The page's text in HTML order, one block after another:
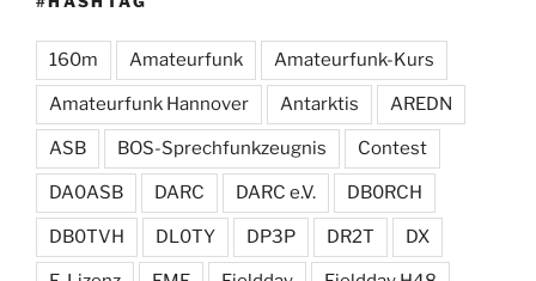
160m Amateurfunk Amateurfunk-Kurs
Amateurfunk Hannover Antarktis AREDN
ASB BOS-Sprechfunkzeugnis Contest
DA0ASB DARC DARC e.V. DB0RCH
DB0TVH DL0TY DP3P DR2T DX